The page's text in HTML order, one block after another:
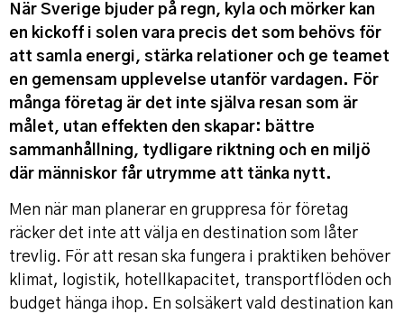
När Sverige bjuder på regn, kyla och mörker kan
en kickoff i solen vara precis det som behövs för
att samla energi, stärka relationer och ge teamet
en gemensam upplevelse utanför vardagen. För
många företag är det inte själva resan som är
målet, utan effekten den skapar: bättre
sammanhållning, tydligare riktning och en miljö
där människor får utrymme att tänka nytt.
Men när man planerar en gruppresa för företag
räcker det inte att välja en destination som låter
trevlig. För att resan ska fungera i praktiken behöver
klimat, logistik, hotellkapacitet, transportflöden och
budget hänga ihop. En solsäkert vald destination kan